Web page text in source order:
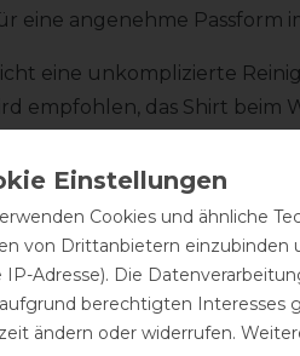
eine angenehme Passform
eine unkomplizierte
empfohlen, das Shirt beim
gefallen?
Cookies und ähnliche
von Drittanbietern einzubinden
IP-Adresse). Die
berechtigten Interesses
ändern oder widerrufen.